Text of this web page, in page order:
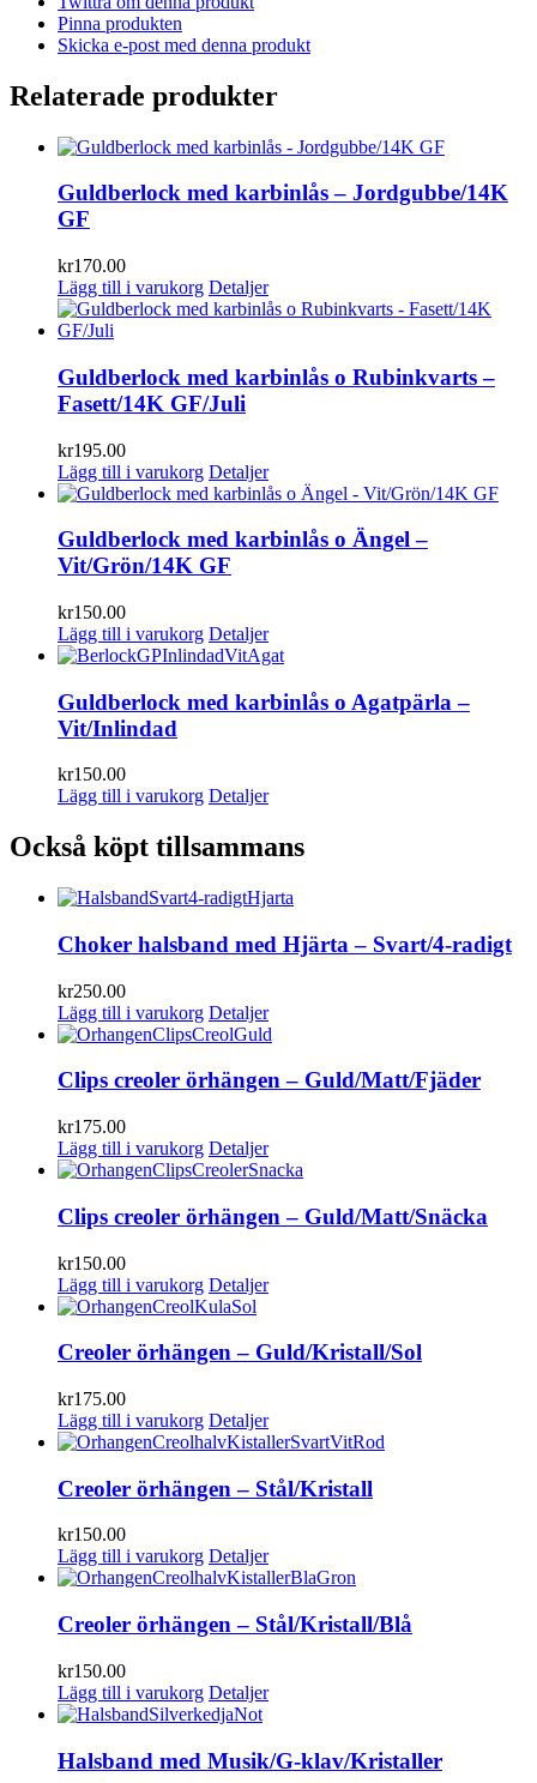
Pinna produkten
Skicka e-post med denna produkt
Relaterade produkter
Guldberlock med karbinlås – Jordgubbe/14K
GF
kr170.00
Lägg till i varukorg Detaljer
Guldberlock med karbinlås o Rubinkvarts –
Fasett/14K GF/Juli
kr195.00
Lägg till i varukorg Detaljer
Guldberlock med karbinlås o Ängel –
Vit/Grön/14K GF
kr150.00
Lägg till i varukorg Detaljer
Guldberlock med karbinlås o Agatpärla –
Vit/Inlindad
kr150.00
Lägg till i varukorg Detaljer
Också köpt tillsammans
Choker halsband med Hjärta – Svart/4-radigt
kr250.00
Lägg till i varukorg Detaljer
Clips creoler örhängen – Guld/Matt/Fjäder
kr175.00
Lägg till i varukorg Detaljer
Clips creoler örhängen – Guld/Matt/Snäcka
kr150.00
Lägg till i varukorg Detaljer
Creoler örhängen – Guld/Kristall/Sol
kr175.00
Lägg till i varukorg Detaljer
Creoler örhängen – Stål/Kristall
kr150.00
Lägg till i varukorg Detaljer
Creoler örhängen – Stål/Kristall/Blå
kr150.00
Lägg till i varukorg Detaljer
Halsband med Musik/G-klav/Kristaller